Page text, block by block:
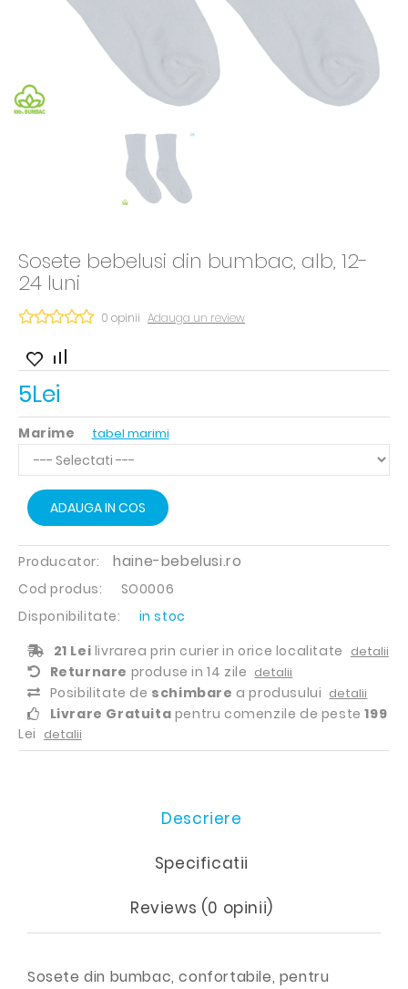
Sosete bebelusi din bumbac, alb, 12-
24 luni
0 opinii Adauga un review
5Lei
Marime tabel marimi
ADAUGA IN COS
Producator: haine-bebelusi.ro
Cod produs:
SO0006
Disponibilitate:
in stoc
21 Lei livrarea prin curier in orice localitate detalii
Returnare produse in 14 zile detalii
Posibilitate de schimbare a produsului detalii
Livrare Gratuita pentru comenzile de peste199
Lei detalii
Descriere
Specificatii
Reviews (0 opinii)
Sosete din bumbac, confortabile, pentru